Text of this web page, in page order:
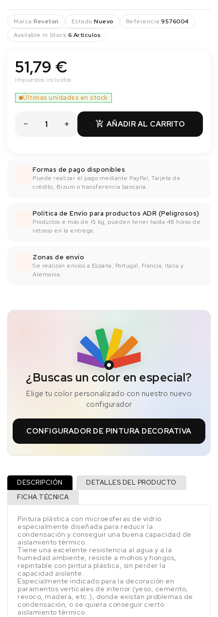
Marca:Reveton Estado:Nuevo Referencia:9576004
Available In Stock:6 Artículos
51,79 €
Impuestos incluidos
 AÑADIR AL CARRITO
Últimas unidades en stock
Formas de pago disponibles
Puede realizar el pago mediante PayPal, Tarjeta de
crédito, Bizum o transferencia bancaría.
Política de Envío para productos ADR (Peligrosos)
Productos e más de 15 kg, pueden tener hasta 48 horas de
retraso en la entrega.
Zonas de envío
Se realizan envíos a España, Portugal, Francia, Italia y
Alemania.
¿Buscas un color en especial?
Elige tu color personalizado con nuestro nuevo
configurador
CONFIGURADOR DE PINTURA DECORATIVA
DESCRIPCIÓN
DETALLES DEL PRODUCTO
FICHA TÉCNICA
Pintura plástica con microesferas de vidrio
especialmente diseñada para reducir la
condensación y conseguir una buena capacidad de
aislamiento térmico.
Tiene una excelente resistencia al agua y a la
humedad ambiente, resiste a mohos y hongos,
repintable con pintura plástica, sin perder la
capacidad aislante.
Especialmente indicado para la decoración en
paramentos verticales de interior (yeso, cemento,
revoco, madera, etc.), donde existan problemas de
condensación, o se quiera conseguir cierto
aislamiento térmico.